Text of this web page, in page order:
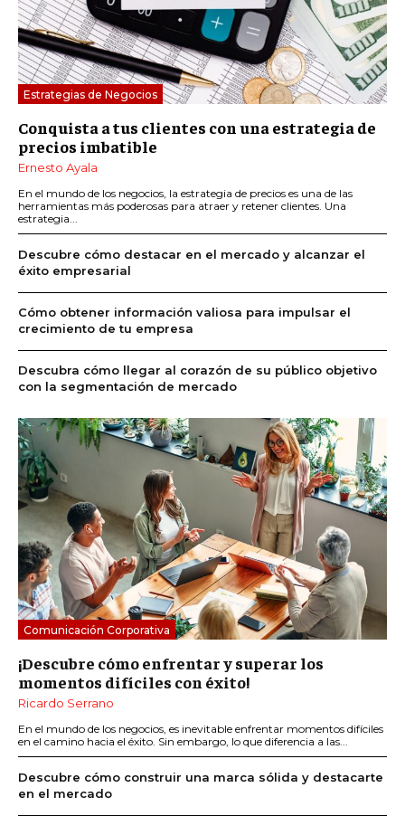
Estrategias de Negocios
Conquista a tus clientes con una estrategia de
precios imbatible
Ernesto Ayala
En el mundo de los negocios, la estrategia de precios es una de las
herramientas más poderosas para atraer y retener clientes. Una
estrategia...
Descubre cómo destacar en el mercado y alcanzar el
éxito empresarial
Cómo obtener información valiosa para impulsar el
crecimiento de tu empresa
Descubra cómo llegar al corazón de su público objetivo
con la segmentación de mercado
Comunicación Corporativa
¡Descubre cómo enfrentar y superar los
momentos difíciles con éxito!
Ricardo Serrano
En el mundo de los negocios, es inevitable enfrentar momentos difíciles
en el camino hacia el éxito. Sin embargo, lo que diferencia a las...
Descubre cómo construir una marca sólida y destacarte
en el mercado